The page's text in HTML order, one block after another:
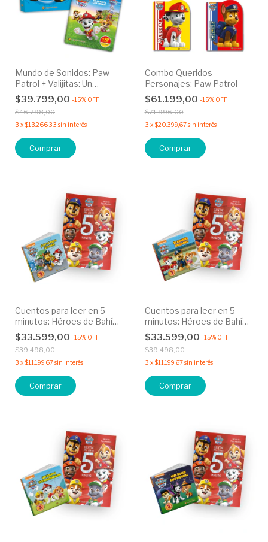
Mundo de Sonidos: Paw
Patrol + Valijitas: Un
Rescate con Coraje
$39.799,00 -15% OFF
$46.798,00
3 x$13.266,33 sin interés
Combo Queridos
Personajes: Paw Patrol
$61.199,00 -15% OFF
$71.996,00
3 x$20.399,67sin interés
Cuentos para leer en 5
minutos: Héroes de Bahía
Aventura + Historias para
armar: ¡Listos para ayudar!
$33.599,00 -15% OFF
$39.498,00
3 x$11.199,67sin interés
Cuentos para leer en 5
minutos: Héroes de Bahía
Aventura + Historias para
armar: El cuartel cachorro
$33.599,00 -15% OFF
$39.498,00
3 x$11.199,67sin interés